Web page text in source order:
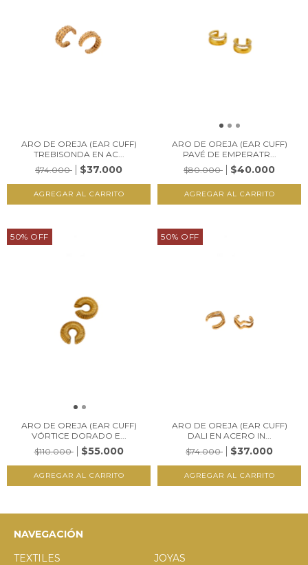
ARO DE OREJA (EAR CUFF)
TREBISONDA EN AC...
$74.000
$37.000
ARO DE OREJA (EAR CUFF)
PAVÉ DE EMPERATR...
$80.000
$40.000
50% OFF
ARO DE OREJA (EAR CUFF)
VÓRTICE DORADO E...
$110.000
$55.000
50% OFF
ARO DE OREJA (EAR CUFF)
DALI EN ACERO IN...
$74.000
$37.000
NAVEGACIÓN
TEXTILES
JOYAS